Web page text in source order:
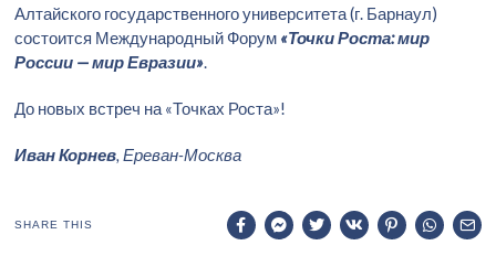
Алтайского государственного университета (г. Барнаул)
состоится Международный Форум «Точки Роста: мир
России — мир Евразии».
До новых встреч на «Точках Роста»!
Иван Корнев, Ереван-Москва
SHARE THIS